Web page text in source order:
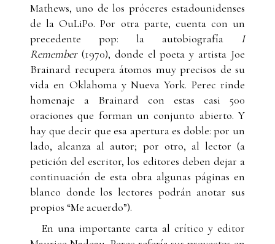
Mathews, uno de los próceres estadounidenses
de la OuLiPo. Por otra parte, cuenta con un
precedente pop: la autobiografía I
Remember(1970), donde el poeta y artista Joe
Brainard recupera átomos muy precisos de su
vida en Oklahoma y Nueva York. Perec rinde
homenaje a Brainard con estas casi 500
oraciones que forman un conjunto abierto. Y
hay que decir que esa apertura es doble: por un
lado, alcanza al autor; por otro, al lector (a
petición del escritor, los editores deben dejar a
continuación de esta obra algunas páginas en
blanco donde los lectores podrán anotar sus
propios “Me acuerdo”).
En una importante carta al crítico y editor